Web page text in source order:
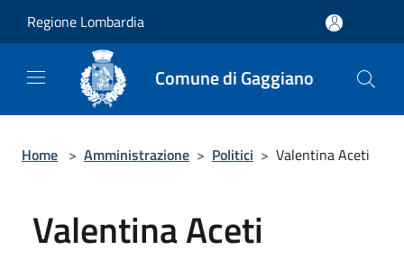
Regione Lombardia
Comune di Gaggiano
Home > Amministrazione > Politici > Valentina Aceti
Valentina Aceti